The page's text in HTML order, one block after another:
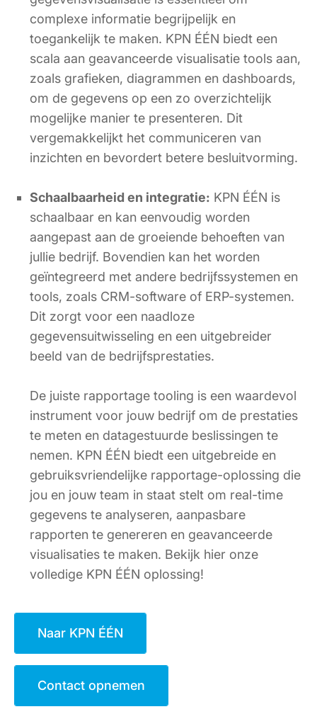
complexe informatie begrijpelijk en
toegankelijk te maken. KPN ÉÉN biedt een
scala aan geavanceerde visualisatie tools aan,
zoals grafieken, diagrammen en dashboards,
om de gegevens op een zo overzichtelijk
mogelijke manier te presenteren. Dit
vergemakkelijkt het communiceren van
inzichten en bevordert betere besluitvorming.
Schaalbaarheid en integratie: KPN ÉÉN is
schaalbaar en kan eenvoudig worden
aangepast aan de groeiende behoeften van
jullie bedrijf. Bovendien kan het worden
geïntegreerd met andere bedrijfssystemen en
tools, zoals CRM-software of ERP-systemen.
Dit zorgt voor een naadloze
gegevensuitwisseling en een uitgebreider
beeld van de bedrijfsprestaties.
De juiste rapportage tooling is een waardevol
instrument voor jouw bedrijf om de prestaties
te meten en datagestuurde beslissingen te
nemen. KPN ÉÉN biedt een uitgebreide en
gebruiksvriendelijke rapportage-oplossing die
jou en jouw team in staat stelt om real-time
gegevens te analyseren, aanpasbare
rapporten te genereren en geavanceerde
visualisaties te maken. Bekijk hier onze
volledige KPN ÉÉN oplossing!
Naar KPN ÉÉN
Contact opnemen